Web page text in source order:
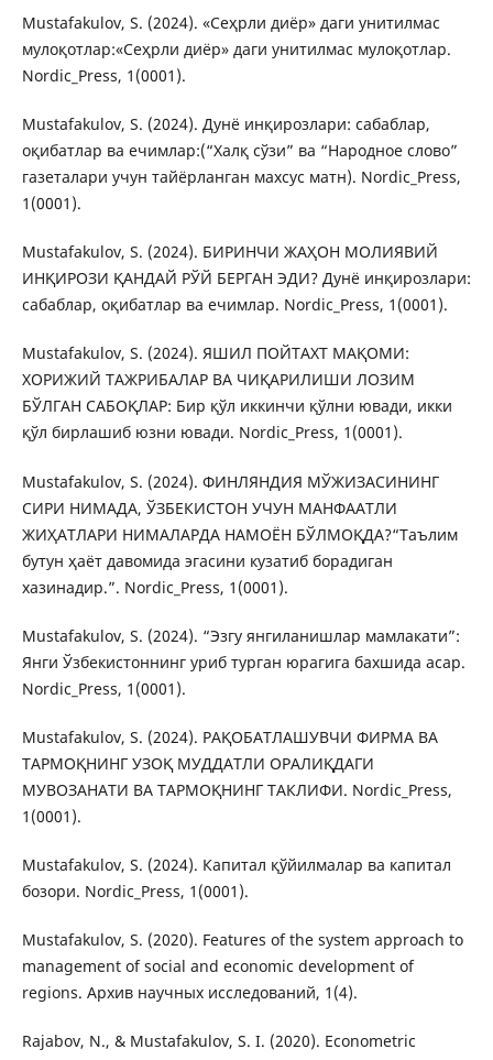
Mustafakulov, S. (2024). «Сеҳрли диёр» даги унитилмас
мулоқотлар:«Сеҳрли диёр» даги унитилмас мулоқотлар.
Nordic_Press, 1(0001).
Mustafakulov, S. (2024). Дунё инқирозлари: сабаблар,
оқибатлар ва ечимлар:(“Халқ сўзи” ва “Народное слово”
газеталари учун тайёрланган махсус матн). Nordic_Press,
1(0001).
Mustafakulov, S. (2024). БИРИНЧИ ЖАҲОН МОЛИЯВИЙ
ИНҚИРОЗИ ҚАНДАЙ РЎЙ БЕРГАН ЭДИ? Дунё инқирозлари:
сабаблар, оқибатлар ва ечимлар. Nordic_Press, 1(0001).
Mustafakulov, S. (2024). ЯШИЛ ПОЙТАХТ МАҚОМИ:
ХОРИЖИЙ ТАЖРИБАЛАР ВА ЧИҚАРИЛИШИ ЛОЗИМ
БЎЛГАН САБОҚЛАР: Бир қўл иккинчи қўлни ювади, икки
қўл бирлашиб юзни ювади. Nordic_Press, 1(0001).
Mustafakulov, S. (2024). ФИНЛЯНДИЯ МЎЖИЗАСИНИНГ
СИРИ НИМАДА, ЎЗБЕКИСТОН УЧУН МАНФААТЛИ
ЖИҲАТЛАРИ НИМАЛАРДА НАМОЁН БЎЛМОҚДА?“Таълим
бутун ҳаёт давомида эгасини кузатиб борадиган
хазинадир.”. Nordic_Press, 1(0001).
Mustafakulov, S. (2024). “Эзгу янгиланишлар мамлакати”:
Янги Ўзбекистоннинг уриб турган юрагига бахшида асар.
Nordic_Press, 1(0001).
Mustafakulov, S. (2024). РАҚОБАТЛАШУВЧИ ФИРМА ВА
ТАРМОҚНИНГ УЗОҚ МУДДАТЛИ ОРАЛИҚДАГИ
МУВОЗАНАТИ ВА ТАРМОҚНИНГ ТАКЛИФИ. Nordic_Press,
1(0001).
Mustafakulov, S. (2024). Капитал қўйилмалар ва капитал
бозори. Nordic_Press, 1(0001).
Mustafakulov, S. (2020). Features of the system approach to
management of social and economic development of
regions. Архив научных исследований, 1(4).
Rajabov, N., & Mustafakulov, S. I. (2020). Econometric